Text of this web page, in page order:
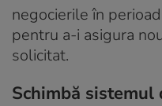
negocierile în
pentru a-i asigura
solicitat.
Schimbă sistemul